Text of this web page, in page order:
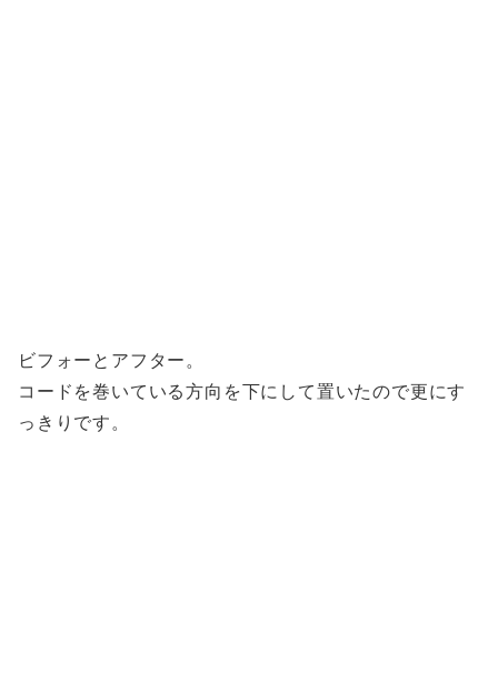
ビフォーとアフター。
コードを巻いている方向を下にして置いたので更にす
っきりです。